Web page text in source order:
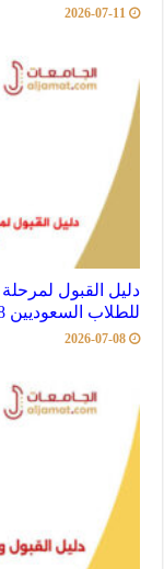
2026-07-11
دليل القبول
للطلاب السعوديين 1448هـ – الجامعة الإسلامية بالمدينة المنورة
2026-07-08